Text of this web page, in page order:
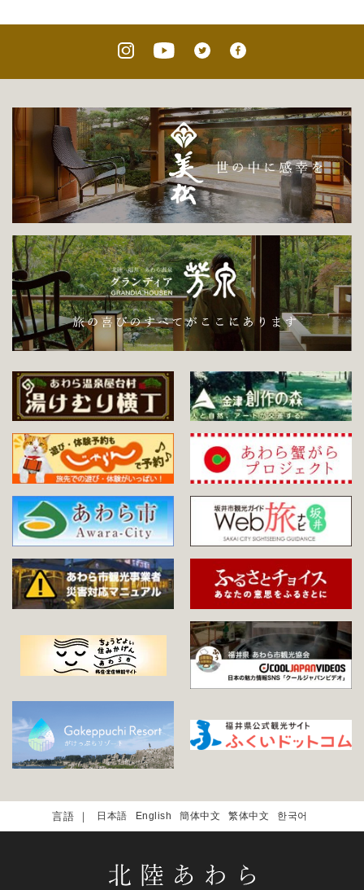
日本語 English 簡体中文 繁体中文 한국어